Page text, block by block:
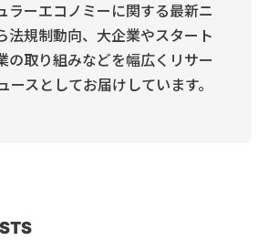
ラーエコノミーに関する最新ニ
法規制動向、大企業やスタート
の取り組みなどを幅広くリサー
ースとしてお届けしています。